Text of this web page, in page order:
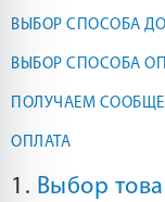
ВЫБОР СПОСОБА
ВЫБОР СПОСОБА
ПОЛУЧАЕМ
ОПЛАТА
1. Выбор